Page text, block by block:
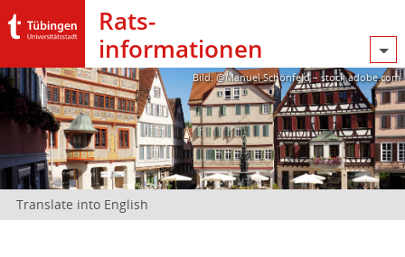
Rats­
informationen
Bild: @Manuel Schönfeld – stock.adobe.com
Translate into English